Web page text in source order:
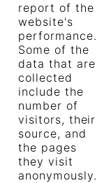
report of the
website's
performance.
Some of the
data that are
collected
include the
number of
visitors, their
source, and
the pages
they visit
anonymously.